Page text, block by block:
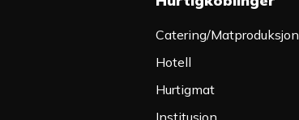
Catering/Matproduksjon
Hotell
Hurtigmat